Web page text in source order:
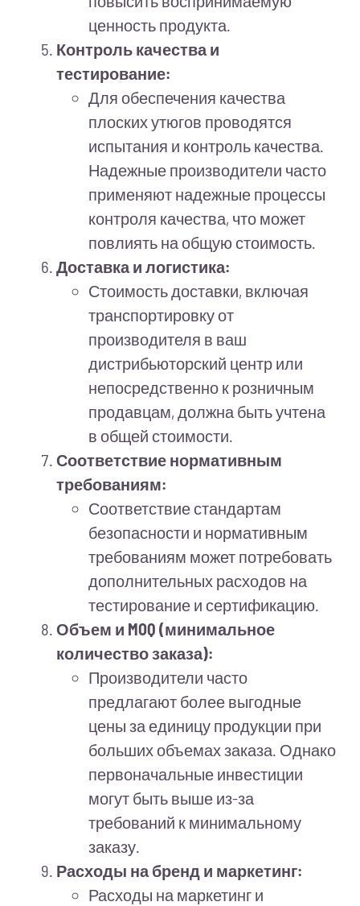
ценность продукта.
Контроль качества и
тестирование:
Для обеспечения качества
плоских утюгов проводятся
испытания и контроль качества.
Надежные производители часто
применяют надежные процессы
контроля качества, что может
повлиять на общую стоимость.
Доставка и логистика:
Стоимость доставки, включая
транспортировку от
производителя в ваш
дистрибьюторский центр или
непосредственно к розничным
продавцам, должна быть учтена
в общей стоимости.
Соответствие нормативным
требованиям:
Соответствие стандартам
безопасности и нормативным
требованиям может потребовать
дополнительных расходов на
тестирование и сертификацию.
Объем и MOQ (минимальное
количество заказа):
Производители часто
предлагают более выгодные
цены за единицу продукции при
больших объемах заказа. Однако
первоначальные инвестиции
могут быть выше из-за
требований к минимальному
заказу.
Расходы на бренд и маркетинг:
Расходы на маркетинг и